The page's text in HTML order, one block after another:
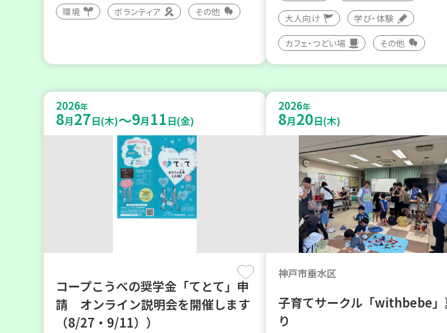
環境 ボランティア その他
大人向け 学び・体験
カフェ・つどい場 その他
2026年
8月27日(木)～9月 11日(金)
コープこうべの奨学金「てとて」申
請 オンライン説明会を開催します
（8/27・9/11））
2026年
8月20日(木)
神戸市垂水区
子育てサークル「withbebe」
り